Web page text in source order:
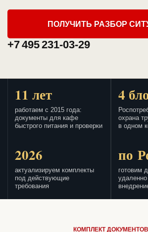
ПОЛУЧИТЬ РАЗБОР
+7 495 231-03-29
11 лет
работаем с 2015 года:
документы для кафе
быстрого питания и проверки
4
охрана
в одном
2026
актуализируем комплекты
под действующие
требования
по
готовим
КОМПЛЕКТ ДОКУМЕНТОВ